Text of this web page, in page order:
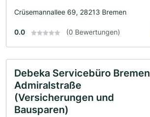
Crüsemannallee 69, 28213 Bremen
0.0 (0 Bewertungen)
Debeka Servicebüro Bremen
Admiralstraße
(Versicherungen und
Bausparen)